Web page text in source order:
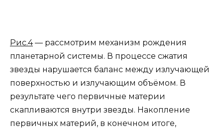
Рис.4— рассмотрим механизм рождения
планетарной системы. В процессе сжатия
звезды нарушается баланс между излучающей
поверхностью и излучающим объёмом. В
результате чего первичные материи
скапливаются внутри звезды. Накопление
первичных материй, в конечном итоге,